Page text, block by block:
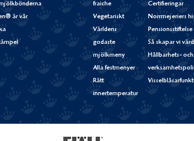
är vår
fraiche
Vegetariskt
Världens
godaste
mjölkmeny
Alla festmenyer
Rätt
innertemperatur
Certifieringar
Norrmejeriers
Pensionsstiftelse
Så skapar vi
Hållbarhets- och
Fjällfil